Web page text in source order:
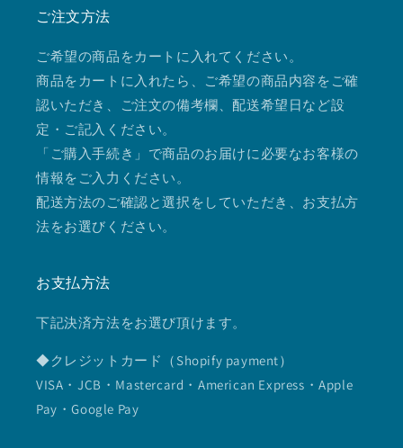
ご注文方法
ご希望の商品をカートに入れてください。
商品をカートに入れたら、ご希望の商品内容をご確
認いただき、ご注文の備考欄、配送希望日など設
定・ご記入ください。
「ご購入手続き」で商品のお届けに必要なお客様の
情報をご入力ください。
配送方法のご確認と選択をしていただき、お支払方
法をお選びください。
お支払方法
下記決済方法をお選び頂けます。
◆クレジットカード（Shopify payment）
VISA・JCB・Mastercard・American Express・Apple
Pay・Google Pay